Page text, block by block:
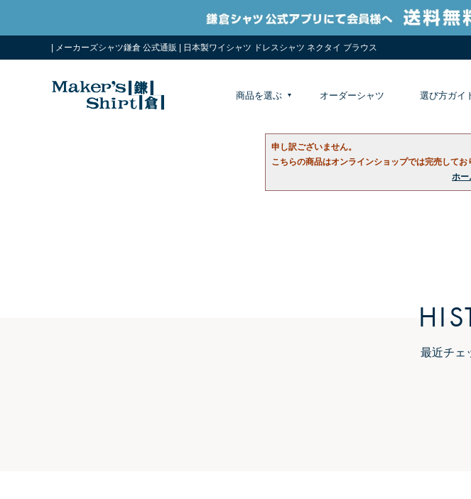
| メーカーズシャツ鎌倉 公式通販 | 日本製ワイシャツ ドレスシャツ ネクタイ ブラウス
商品を選ぶ オーダーシャツ 選び方ガイ
申し訳ございません。
こちらの商品はオンラインショップでは完売してお
ホー
最近チェ